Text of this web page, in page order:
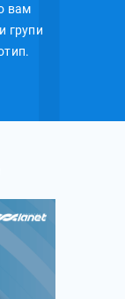
вам
групи